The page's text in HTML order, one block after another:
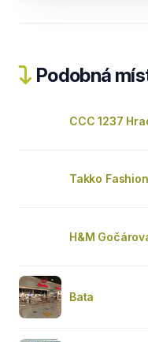
Podobná
CCC 1237
Takko Fashion
H&M
Bata